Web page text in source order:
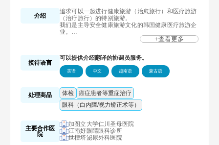
介绍
追求可以一起进行健康旅游（治愈旅行）和医疗旅游
（治疗旅行）的特别旅游。
我们是主导安全健康旅游文化的韩国健康医疗旅游企
业。
海外当地签约分公司（伙伴）公司提供指南服务
以患者量身定做型服务为基础的内容制作及预约服务
根据患者的健康状态，提供可以方便利用的旅游套餐
请及商品链接服务
*医疗商品品牌
Medi Well come产品：体检/一般诊疗（轻症/重症/女
性/预防/眼科等）服务
+查看更多
接待语言
可以提供介绍翻译的协调员服务。
英语 中文 越南语 蒙古语
处理商品 体检
癌症患者等重症治疗
眼科（白内障/视力矫正术等）
主要合作医
院
加图立大学仁川圣母医院
江南好眼睛眼科诊所
世檀塔泌尿外科医院